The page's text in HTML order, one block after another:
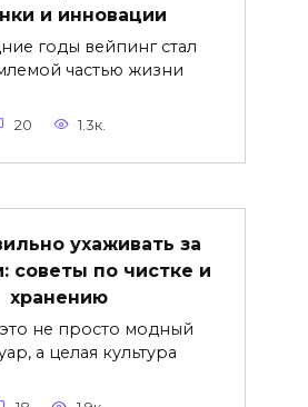
и инновации
годы вейпинг стал
частью жизни
20 1.3к.
ухаживать за
советы по чистке и
хранению
это не просто модный
а целая культура